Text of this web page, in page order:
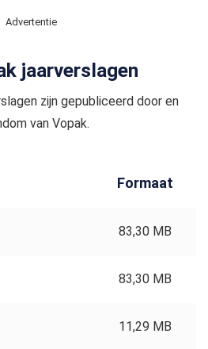
Advertentie
jaarverslagen
zijn gepubliceerd door en
van Vopak.
Formaat
83,30 MB
83,30 MB
11,29 MB